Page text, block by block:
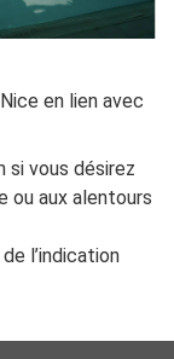
en lien avec
si vous désirez
ou aux alentours
l’indication